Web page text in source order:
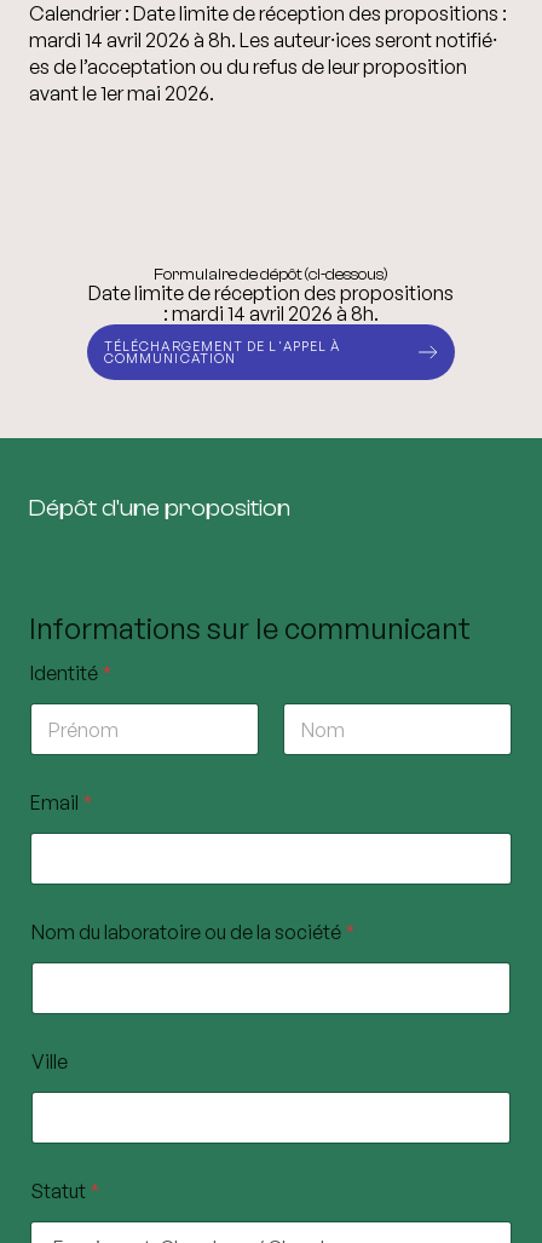
Calendrier : Date limite de réception des propositions :
mardi 14 avril 2026 à 8h. Les auteur⸱ices seront notifié⸱
es de l’acceptation ou du refus de leur proposition
avant le 1er mai 2026.
Formulaire de dépôt (ci-dessous)
Date limite de réception des propositions
: mardi 14 avril 2026 à 8h.
TÉLÉCHARGEMENT DE L'APPEL À
COMMUNICATION
Dépôt d'une proposition
Informations sur le communicant
Identité *
Email *
Nom du laboratoire ou de la société *
Ville
Statut *